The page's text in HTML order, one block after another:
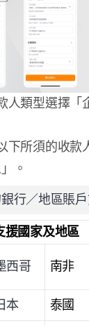
人類型選擇「
下所須的收款
。
行／地區賬戶
援國家及地區
西哥 南非
本 泰國